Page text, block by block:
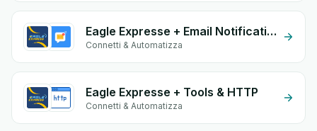
Eagle Expresse + Email Notifications by eGrow
Connetti & Automatizza
Eagle Expresse + Tools & HTTP
Connetti & Automatizza